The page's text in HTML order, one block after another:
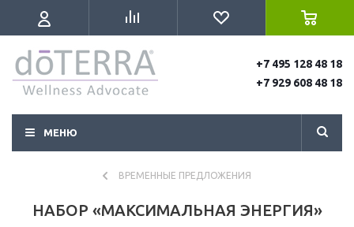
+7 495 128 48 18
+7 929 608 48 18
МЕНЮ
ВРЕМЕННЫЕ ПРЕДЛОЖЕНИЯ
НАБОР «МАКСИМАЛЬНАЯ ЭНЕРГИЯ»